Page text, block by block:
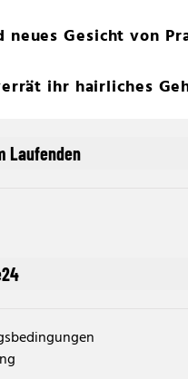
Gesicht von
ihr hairliches
Laufenden